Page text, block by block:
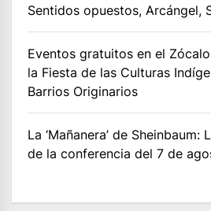
Sentidos opuestos, Arcángel,
Eventos gratuitos en el
la Fiesta de las Culturas
Barrios Originarios
La ‘Mañanera’ de
de la conferencia del 7 de